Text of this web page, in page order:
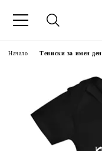
Начало Тениски за имен ден